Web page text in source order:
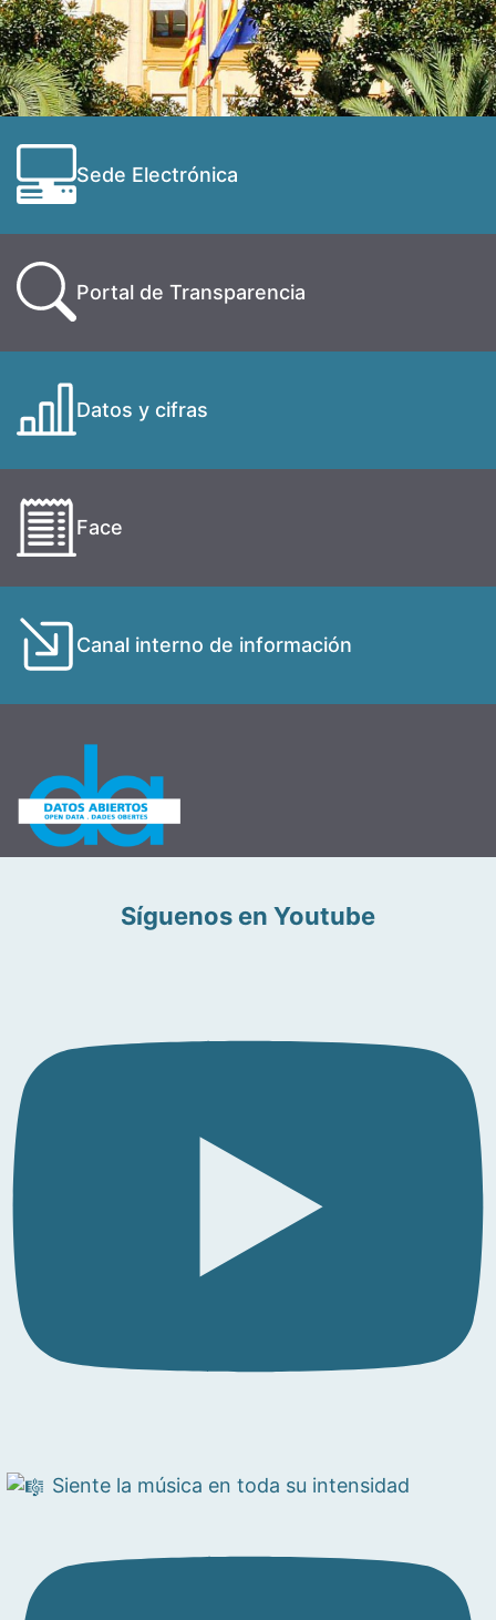
Sede Electrónica
Portal de Transparencia
Datos y cifras
Face
Canal interno de información
Síguenos en Youtube
Siente la música en toda su intensidad